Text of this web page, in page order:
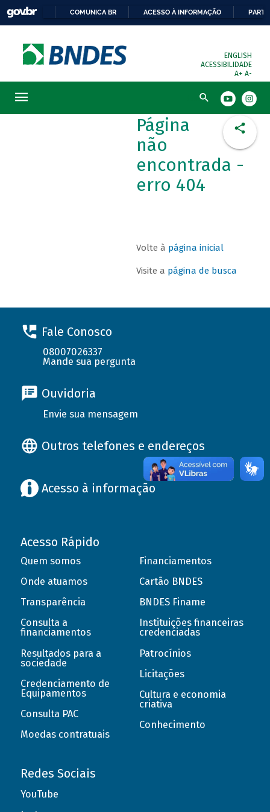
COMUNICA BR ACESSO À INFORMAÇÃO
ENGLISH
ACESSIBILIDADE
A+ A-
Busca
Página
não
encontrada -
erro 404
Volte à página inicial
Visite a página de busca
Fale Conosco
08007026337
Mande sua pergunta
Ouvidoria
Envie sua mensagem
Outros telefones e endereços
Acesso à informação
Acesso Rápido
Quem somos
Onde atuamos
Transparência
Consulta a
financiamentos
Resultados para a
sociedade
Credenciamento de
Equipamentos
Consulta PAC
Moedas contratuais
Financiamentos
Cartão BNDES
BNDES Finame
Instituições financeiras
credenciadas
Patrocínios
Licitações
Cultura e economia
criativa
Conhecimento
Redes Sociais
YouTube